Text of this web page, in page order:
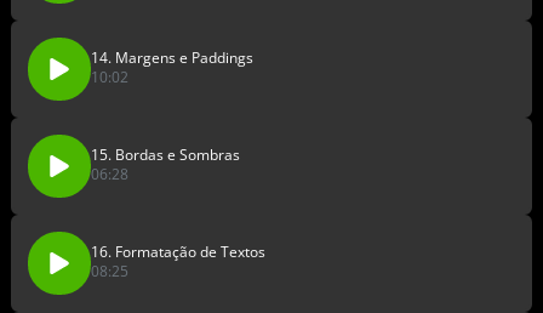
14. Margens e Paddings
10:02
15. Bordas e Sombras
06:28
16. Formatação de Textos
08:25